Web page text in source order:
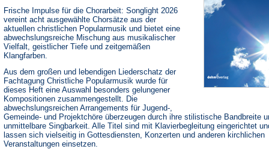
Frische Impulse für die Chorarbeit: Songlight 2026
vereint acht ausgewählte Chorsätze aus der
aktuellen christlichen Popularmusik und bietet eine
abwechslungsreiche Mischung aus musikalischer
Vielfalt, geistlicher Tiefe und zeitgemäßen
Klangfarben.
Aus dem großen und lebendigen Liederschatz der
Fachtagung Christliche Popularmusik wurde für
dieses Heft eine Auswahl besonders gelungener
Kompositionen zusammengestellt. Die
abwechslungsreichen Arrangements für Jugend-,
Gemeinde- und Projektchöre überzeugen durch ihre stilistische Bandbreite
unmittelbare Singbarkeit. Alle Titel sind mit Klavierbegleitung eingerichtet
lassen sich vielseitig in Gottesdiensten, Konzerten und anderen kirchlichen
Veranstaltungen einsetzen.